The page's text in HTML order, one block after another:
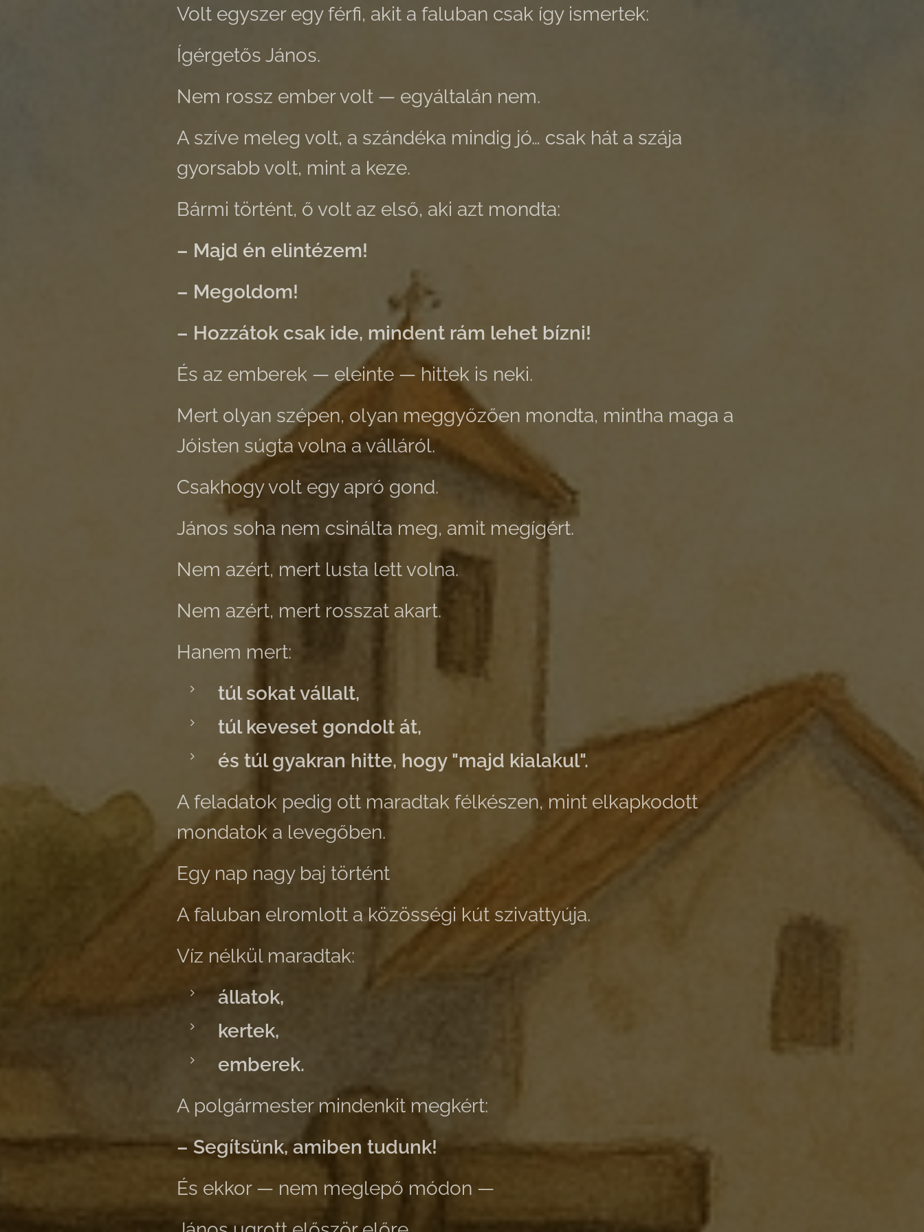
Volt egyszer egy férfi, akit a faluban csak így ismertek:
Ígérgetős János.
Nem rossz ember volt — egyáltalán nem.
A szíve meleg volt, a szándéka mindig jó… csak hát a szája
gyorsabb volt, mint a keze.
Bármi történt, ő volt az első, aki azt mondta:
– Majd én elintézem!
– Megoldom!
– Hozzátok csak ide, mindent rám lehet bízni!
És az emberek — eleinte — hittek is neki.
Mert olyan szépen, olyan meggyőzően mondta, mintha maga a
Jóisten súgta volna a válláról.
Csakhogy volt egy apró gond.
János soha nem csinálta meg, amit megígért.
Nem azért, mert lusta lett volna.
Nem azért, mert rosszat akart.
Hanem mert:
túl sokat vállalt,
túl keveset gondolt át,
és túl gyakran hitte, hogy "majd kialakul".
A feladatok pedig ott maradtak félkészen, mint elkapkodott
mondatok a levegőben.
Egy nap nagy baj történt
A faluban elromlott a közösségi kút szivattyúja.
Víz nélkül maradtak:
állatok,
kertek,
emberek.
A polgármester mindenkit megkért:
– Segítsünk, amiben tudunk!
És ekkor — nem meglepő módon —